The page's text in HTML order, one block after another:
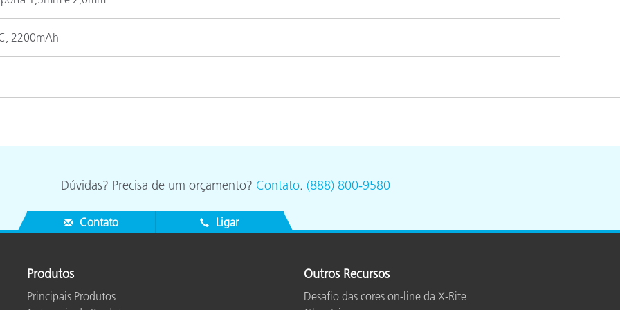
2200mAh
branca integrada
Dúvidas? Precisa de um orçamento? Contato. (888) 800-9580
Contato Ligar
Produtos
Principais Produtos
Outros Recursos
Desafio das cores on-line da X-Rite